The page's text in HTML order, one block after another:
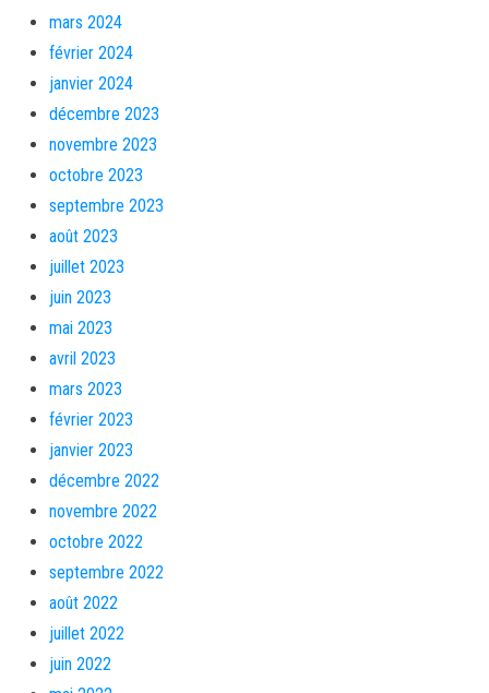
mars 2024
février 2024
janvier 2024
décembre 2023
novembre 2023
octobre 2023
septembre 2023
août 2023
juillet 2023
juin 2023
mai 2023
avril 2023
mars 2023
février 2023
janvier 2023
décembre 2022
novembre 2022
octobre 2022
septembre 2022
août 2022
juillet 2022
juin 2022